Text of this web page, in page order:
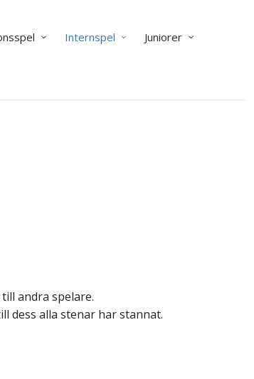
Internspel Juniorer
andra spelare.
dess alla stenar har stannat.